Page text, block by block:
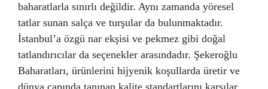
baharatlarla sınırlı değildir. Aynı zamanda yöresel
tatlar sunan salça ve turşular da bulunmaktadır.
İstanbul’a özgü nar ekşisi ve pekmez gibi doğal
tatlandırıcılar da seçenekler arasındadır. Şekeroğlu
Baharatları, ürünlerini hijyenik koşullarda üretir ve